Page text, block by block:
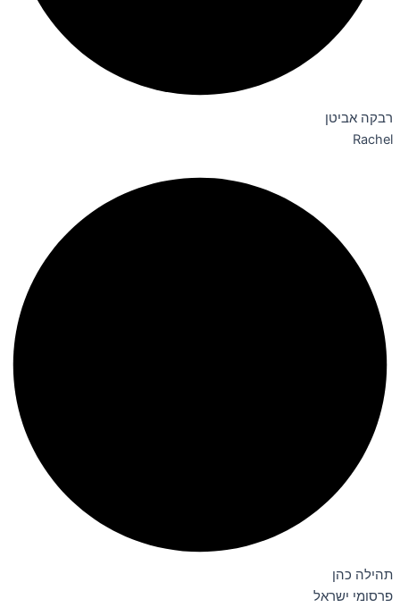
רבקה אביטן
Rachel
תהילה כהן
פרסומי ישראל